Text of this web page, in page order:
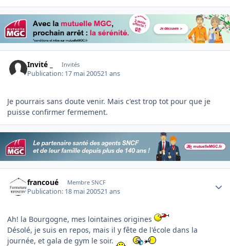
Invité _ Invités
Publication: 17 mai 200521 ans
Je pourrais sans doute venir. Mais c'est trop tot pour que je
puisse confirmer fermement.
francoué Membre SNCF
Publication: 18 mai 200521 ans
Ah! la Bourgogne, mes lointaines origines
Désolé, je suis en repos, mais il y fête de l'école dans la
journée, et gala de gym le soir.